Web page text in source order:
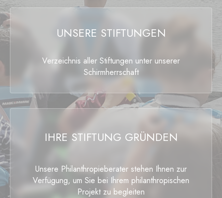
UNSERE STIFTUNGEN
Verzeichnis aller Stiftungen unter unserer
Schirmherrschaft
IHRE STIFTUNG GRÜNDEN
Unsere Philanthropieberater stehen Ihnen zur
Verfügung, um Sie bei Ihrem philanthropischen
Projekt zu begleiten